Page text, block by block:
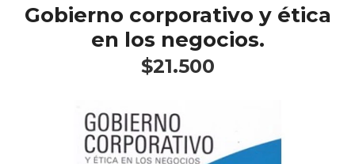
Gobierno corporativo y ética
en los negocios.
$21.500